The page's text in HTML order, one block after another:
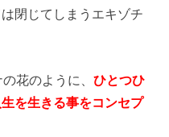
閉じてしまうエキゾチ
花のように、ひとつひ
を生きる事をコンセプ